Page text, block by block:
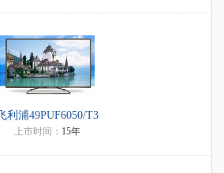
飞利浦49PUF6050/T3
上市时间： 15年